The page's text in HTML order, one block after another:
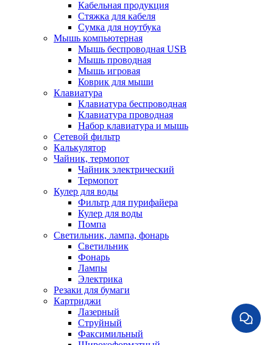
Кабельная продукция
Стяжка для кабеля
Сумка для ноутбука
Мышь компьютерная
Мышь беспроводная USB
Мышь проводная
Мышь игровая
Коврик для мыши
Клавиатура
Клавиатура беспроводная
Клавиатура проводная
Набор клавиатура и мышь
Сетевой фильтр
Калькулятор
Чайник, термопот
Чайник электрический
Термопот
Кулер для воды
Фильтр для пурифайера
Кулер для воды
Помпа
Светильник, лампа, фонарь
Светильник
Фонарь
Лампы
Электрика
Резаки для бумаги
Картриджи
Лазерный
Струйный
Факсимильный